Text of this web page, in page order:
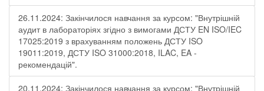
26.11.2024: Закінчилося навчання за курсом: "Внутрішній
аудит в лабораторіях згідно з вимогами ДСТУ EN ISO/IEC
17025:2019 з врахуванням положень ДСТУ ISO
19011:2019, ДСТУ ISO 31000:2018, ILAC, EA -
рекомендацій".
20.11.2024: Закінчилося навчання за курсом: "Внутрішній